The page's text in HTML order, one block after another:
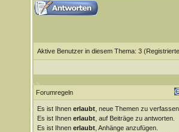
Aktive Benutzer in diesem Thema: 3
Forumregeln
Es ist Ihnen erlaubt, neue Themen zu verfassen.
Es ist Ihnen erlaubt, auf Beiträge zu antworten.
Es ist Ihnen erlaubt, Anhänge anzufügen.